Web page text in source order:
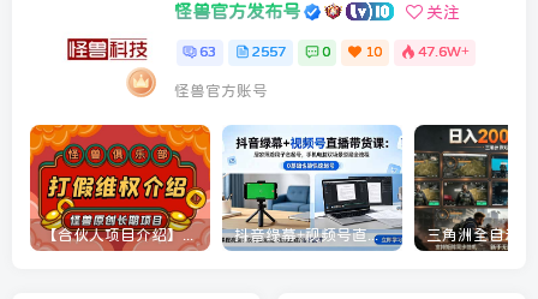
怪兽官方发布号 关注
63 2557 0 10 47.6W+
怪兽官方账号
【合伙人项目介绍】打假维权项目介绍 抖音绿幕+视频号直播带货课：居家照着稿子念起号，手机电脑双场景搭建全流程